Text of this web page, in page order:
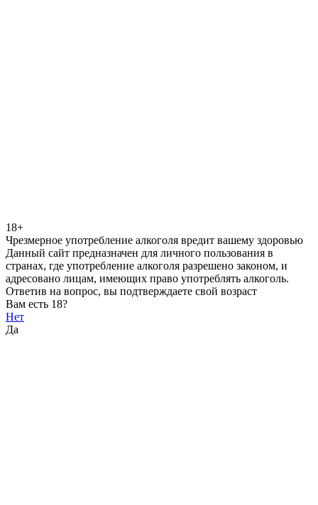
18+
Чрезмерное употребление алкоголя вредит вашему здоровью
Данный сайт предназначен для личного пользования в
странах, где употребление алкоголя разрешено законом, и
адресовано лицам, имеющих право употреблять алкоголь.
Ответив на вопрос, вы подтверждаете свой возраст
Вам есть 18?
Нет
Да